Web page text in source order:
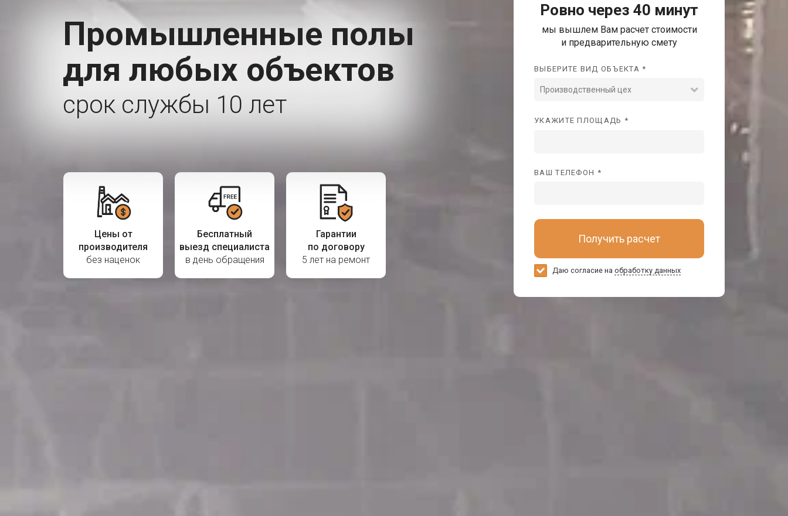
Промышленные полы
для любых объектов
срок службы 10 лет
Цены от
производителя
без наценок
Бесплатный
выезд специалиста
в день обращения
Гарантии
по договору
5 лет на ремонт
Ровно через 40 минут
мы вышлем Вам расчет стоимости
и предварительную смету
ВЫБЕРИТЕ ВИД ОБЪЕКТА *
Производственный цех
УКАЖИТЕ ПЛОЩАДЬ *
ВАШ ТЕЛЕФОН *
Получить расчет
Даю согласие на обработку данных